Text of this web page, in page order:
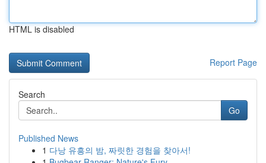
HTML is disabled
Report Page
Search
Go
Published News
1 다낭 유흥의 밤, 짜릿한 경험을 찾아서!